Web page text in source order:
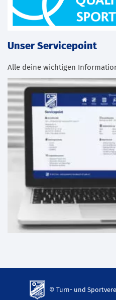
Unser Servicepoint
Alle deine wichtigen
© Turn- und